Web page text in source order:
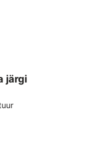
järgi